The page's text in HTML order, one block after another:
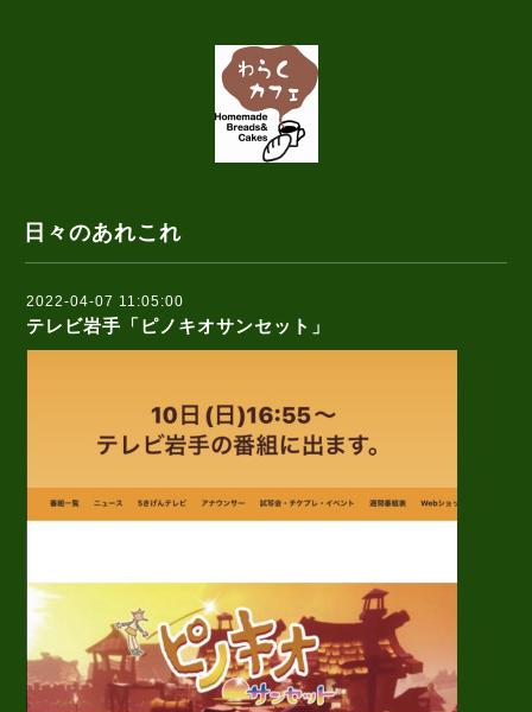
日々のあれこれ
2022-04-07 11:05:00
テレビ岩手「ピノキオサンセット」